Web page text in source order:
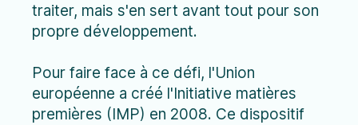
traiter, mais s'en sert avant tout pour son
propre développement.
Pour faire face à ce défi, l'Union
européenne a créé l'Initiative matières
premières (IMP) en 2008. Ce dispositif